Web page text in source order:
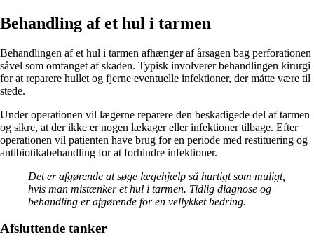
Behandling af et hul i tarmen
Behandlingen af et hul i tarmen afhænger af årsagen bag perforationen
såvel som omfanget af skaden. Typisk involverer behandlingen kirurgi
for at reparere hullet og fjerne eventuelle infektioner, der måtte være til
stede.
Under operationen vil lægerne reparere den beskadigede del af tarmen
og sikre, at der ikke er nogen lækager eller infektioner tilbage. Efter
operationen vil patienten have brug for en periode med restituering og
antibiotikabehandling for at forhindre infektioner.
Det er afgørende at søge lægehjælp så hurtigt som muligt,
hvis man mistænker et hul i tarmen. Tidlig diagnose og
behandling er afgørende for en vellykket bedring.
Afsluttende tanker